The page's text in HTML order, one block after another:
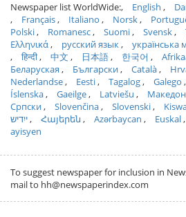
Newspaper list WorldWide: English
Français
Italiano Norsk
Polski
Romanesc Suomi Svensk
Ελληνικά
русский язык українська
हिन्दी
中文 日本語 한국어
Беларуская
Български Català
Nederlandse
Eesti Tagalog Galego
Íslenska
Gaeilge Latviešu
Српски
Slovenčina Slovenski
ייִדיש
Հայերեն Azərbaycan Euskal
ayisyen
To suggest newspaper for inclusion in
mail to hh@newspaperindex.com